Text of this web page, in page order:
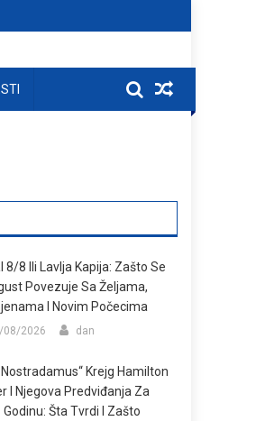
8/8 Ili Lavlja Kapija: Zašto Se
Povezuje Sa Željama,
I Novim Počecima
08/2026 dan
Nostradamus“ Krejg Hamilton
I Njegova Predviđanja Za
Godinu: Šta Tvrdi I Zašto